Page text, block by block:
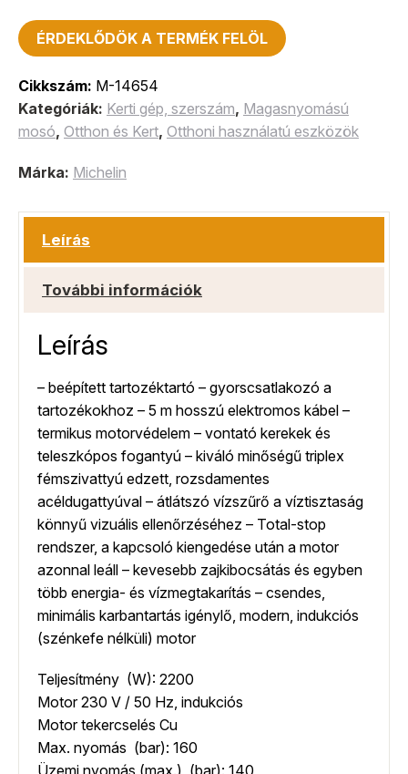
ÉRDEKLŐDÖK A TERMÉK FELÖL
Cikkszám: M-14654
Kategóriák: Kerti gép, szerszám, Magasnyomású
mosó, Otthon és Kert, Otthoni használatú eszközök
Márka: Michelin
Leírás
További információk
Leírás
– beépített tartozéktartó – gyorscsatlakozó a
tartozékokhoz – 5 m hosszú elektromos kábel –
termikus motorvédelem – vontató kerekek és
teleszkópos fogantyú – kiváló minőségű triplex
fémszivattyú edzett, rozsdamentes
acéldugattyúval – átlátszó vízszűrő a víztisztaság
könnyű vizuális ellenőrzéséhez – Total-stop
rendszer, a kapcsoló kiengedése után a motor
azonnal leáll – kevesebb zajkibocsátás és egyben
több energia- és vízmegtakarítás – csendes,
minimális karbantartás igénylő, modern, indukciós
(szénkefe nélküli) motor
Teljesítmény (W): 2200
Motor 230 V / 50 Hz, indukciós
Motor tekercselés Cu
Max. nyomás (bar): 160
Üzemi nyomás (max.) (bar): 140